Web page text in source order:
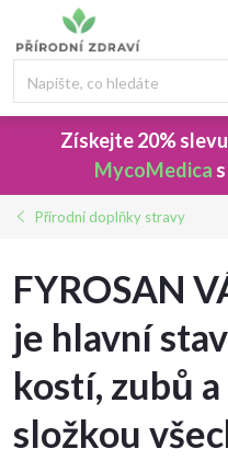
obsah
Získejte 20% slevu
MycoMedica
Přírodní doplňky stravy
FYROSAN
je hlavní
kostí, zubů
složkou